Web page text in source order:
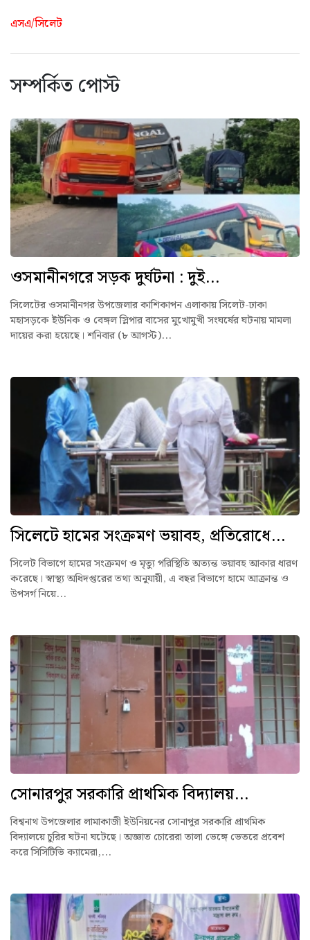
এসএ/সিলেট
সম্পর্কিত পোস্ট
ওসমানীনগরে সড়ক দুর্ঘটনা : দুই...
সিলেটের ওসমানীনগর উপজেলার কাশিকাপন এলাকায় সিলেট-ঢাকা
মহাসড়কে ইউনিক ও বেঙ্গল স্লিপার বাসের মুখোমুখী সংঘর্ষের ঘটনায় মামলা
দায়ের করা হয়েছে। শনিবার (৮ আগস্ট)...
সিলেটে হামের সংক্রমণ ভয়াবহ, প্রতিরোধে...
সিলেট বিভাগে হামের সংক্রমণ ও মৃত্যু পরিস্থিতি অত্যন্ত ভয়াবহ আকার ধারণ
করেছে। স্বাস্থ্য অধিদপ্তরের তথ্য অনুযায়ী, এ বছর বিভাগে হামে আক্রান্ত ও
উপসর্গ নিয়ে...
সোনারপুর সরকারি প্রাথমিক বিদ্যালয়...
বিশ্বনাথ উপজেলার লামাকাজী ইউনিয়নের সোনাপুর সরকারি প্রাথমিক
বিদ্যালয়ে চুরির ঘটনা ঘটেছে। অজ্ঞাত চোরেরা তালা ভেঙ্গে ভেতরে প্রবেশ
করে সিসিটিভি ক্যামেরা,...